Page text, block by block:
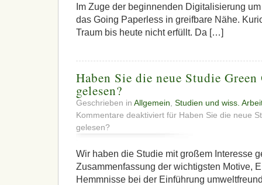
Im Zuge der beginnenden Digitalisierung
das Going Paperless in greifbare Nähe.
Traum bis heute nicht erfüllt. Da […]
Haben Sie die neue Studie
gelesen?
Geschrieben in Allgemein Studien und wiss.
Kommentare deaktiviert für Haben Sie die neue
gelesen?
Wir haben die Studie mit großem Interesse
Zusammenfassung der wichtigsten Motive,
Hemmnisse bei der Einführung